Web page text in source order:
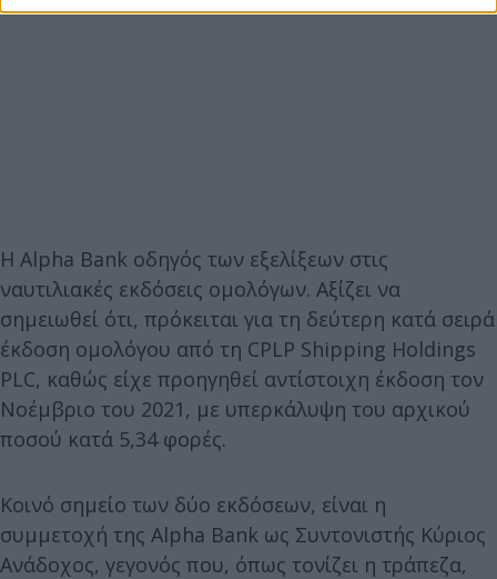
Η Alpha Bank οδηγός των εξελίξεων στις
ναυτιλιακές εκδόσεις ομολόγων. Αξίζει να
σημειωθεί ότι, πρόκειται για τη δεύτερη κατά σειρά
έκδοση ομολόγου από τη CPLP Shipping Holdings
PLC, καθώς είχε προηγηθεί αντίστοιχη έκδοση τον
Νοέμβριο του 2021, με υπερκάλυψη του αρχικού
ποσού κατά 5,34 φορές.
Κοινό σημείο των δύο εκδόσεων, είναι η
συμμετοχή της Alpha Bank ως Συντονιστής Κύριος
Ανάδοχος, γεγονός που, όπως τονίζει η τράπεζα,